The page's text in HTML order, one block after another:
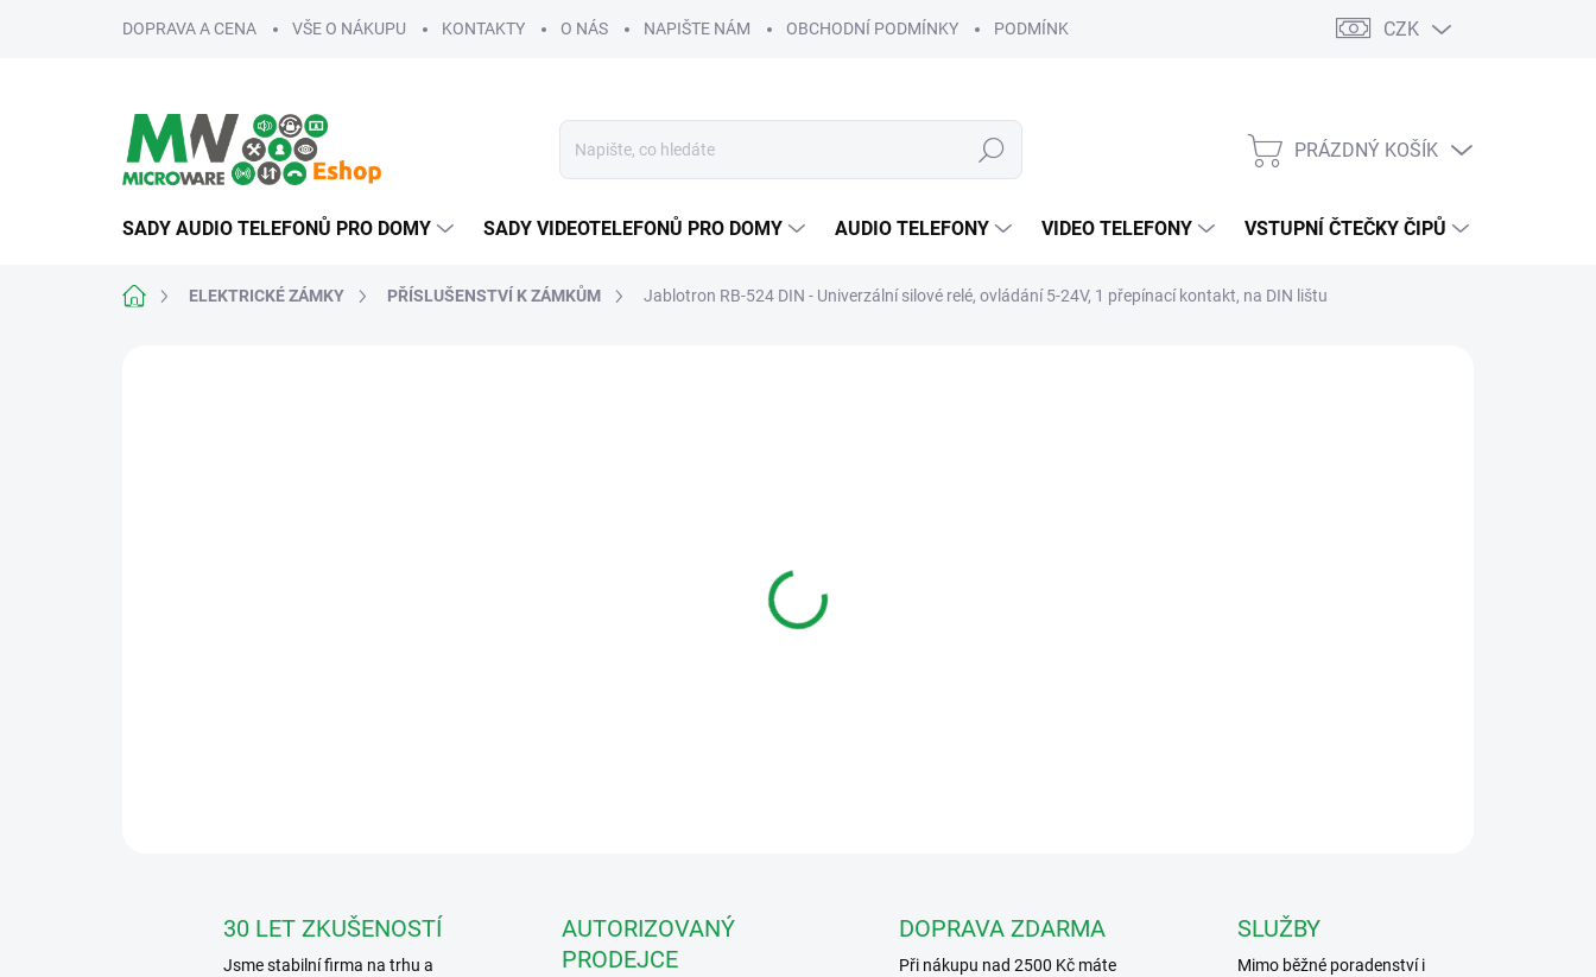
DOPRAVA A CENA VŠE O NÁKUPU KONTAKTY O NÁS NAPIŠTE NÁM OBCHODNÍ PODMÍNKY PODMÍNKY OCHRANY CZK
Hledat
NÁKUPNÍ
PRÁZDNÝ KOŠÍK
SADY AUDIO TELEFONŮ PRO DOMY SADY VIDEOTELEFONŮ PRO DOMY AUDIO TELEFONY VIDEO TELEFONY VSTUPNÍ ČTEČKY ČIPŮ
Domů ELEKTRICKÉ ZÁMKY PŘÍSLUŠENSTVÍ K ZÁMKŮM Jablotron RB-524 DIN - Univerzální silové relé, ovládání 5-24V, 1 přepínací kontakt, na DIN lištu
30 LET ZKUŠENOSTÍ
Jsme stabilní firma na trhu a
AUTORIZOVANÝ
PRODEJCE
DOPRAVA ZDARMA
Při nákupu nad 2500 Kč máte
SLUŽBY
Mimo běžné poradenství i